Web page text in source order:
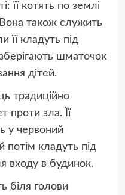
її котять по землі
також служить
її кладуть під
шматочок
дітей.
традиційно
проти зла. Її
у червоний
потім кладуть під
входу в будинок.
біля голови